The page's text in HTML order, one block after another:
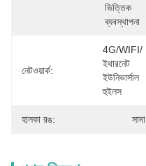
ভিত্তিক
ব্যবস্থাপনা
নেটওয়ার্ক:
4G/WIFI/
ইথারনেট
ইউনিভার্সাল
হুইলস
হালকা রঙ: সাদা